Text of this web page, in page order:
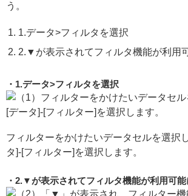
う。
1.データ>フィルタを選択
2.▼が表示されてフィルタ機能が利用
1.データ>フィルタを選択
フィルターをかけたいデータセルを選択
タ]-[フィルター]を選択します。
2.▼が表示されてフィルタ機能が利用可能